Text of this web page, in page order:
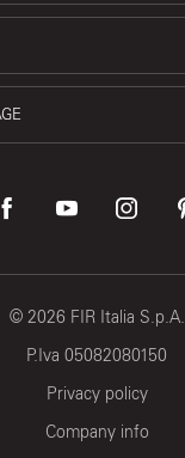
© 2026 FIR Italia S.p.A.
P.Iva 05082080150
Privacy policy
Company info